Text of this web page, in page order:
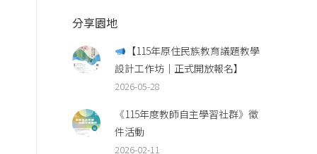
分享園地
【115年原住民族教育議題教學
設計工作坊｜正式開放報名】
2026-05-28
《115年度教師自主學習社群》徵
件活動
2026-02-11